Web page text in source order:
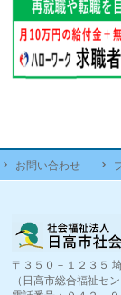
お問い合わせ
〒３５０－１２３５
（日高市総合福祉セン